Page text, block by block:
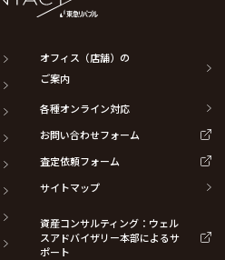
オフィス（店舗）の
ご案内
各種オンライン対応
お問い合わせフォーム
査定依頼フォーム
サイトマップ
資産コンサルティング：ウェル
スアドバイザリー本部によるサ
ポート